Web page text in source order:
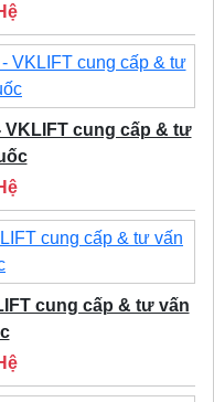
VKLIFT cung cấp & tư
cung cấp & tư vấn